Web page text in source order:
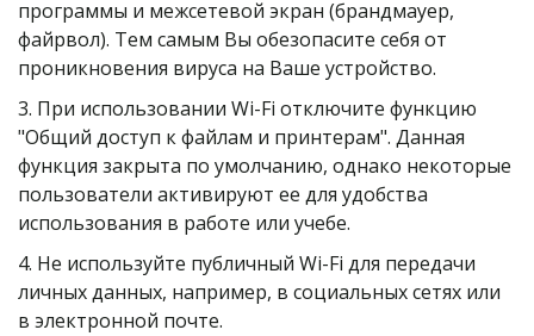
программы и межсетевой экран (брандмауер,
файрвол). Тем самым Вы обезопасите себя от
проникновения вируса на Ваше устройство.
3. При использовании Wi-Fi отключите функцию
"Общий доступ к файлам и принтерам". Данная
функция закрыта по умолчанию, однако некоторые
пользователи активируют ее для удобства
использования в работе или учебе.
4. Не используйте публичный Wi-Fi для передачи
личных данных, например, в социальных сетях или
в электронной почте.